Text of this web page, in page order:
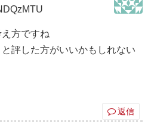
方ですね
評した方がいいかもしれない
返信